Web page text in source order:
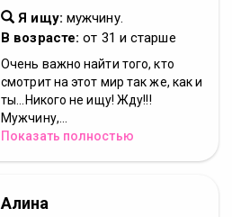
Я ищу: мужчину.
В возрасте: от 31 и старше
Очень важно найти того, кто
смотрит на этот мир так же, как и
ты...Никого не ищу! Жду!!!
Мужчину,...
Показать полностью
Алина